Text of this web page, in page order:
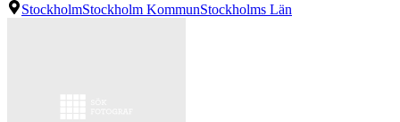
StockholmStockholm KommunStockholms Län